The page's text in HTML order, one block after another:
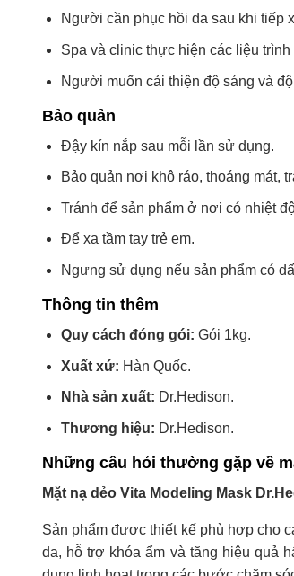
Người cần phục hồi da sau khi tiếp
Spa và clinic thực hiện các liệu
Người muốn cải thiện độ sáng và
Bảo quản
Đậy kín nắp sau mỗi lần sử dụng.
Bảo quản nơi khô ráo, thoáng mát,
Tránh để sản phẩm ở nơi có nhiệt
Để xa tầm tay trẻ em.
Ngưng sử dụng nếu sản phẩm có
Thông tin thêm
Quy cách đóng gói: Gói 1kg.
Xuất xứ: Hàn Quốc.
Nhà sản xuất: Dr.Hedison.
Thương hiệu: Dr.Hedison.
Những câu hỏi thường gặp về
Mặt nạ dẻo Vita Modeling Mask
Sản phẩm được thiết kế phù hợp cho
da, hỗ trợ khóa ẩm và tăng hiệu quả